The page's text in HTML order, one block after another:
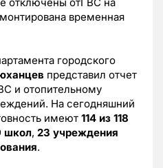
временная
городского
представил отчет
и отопительному
На сегодняшний
имеют 114 из 118
школ, 23 учреждения
.